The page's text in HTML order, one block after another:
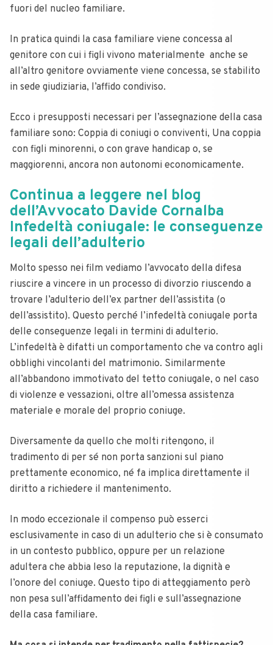
fuori del nucleo familiare.
In pratica quindi la casa familiare viene concessa al
genitore con cui i figli vivono materialmente anche se
all’altro genitore ovviamente viene concessa, se stabilito
in sede giudiziaria, l’affido condiviso.
Ecco i presupposti necessari per l’assegnazione della casa
familiare sono: Coppia di coniugi o conviventi, Una coppia
con figli minorenni, o con grave handicap o, se
maggiorenni, ancora non autonomi economicamente.
Continua a leggere nel blog
dell’Avvocato Davide Cornalba
Infedeltà coniugale: le conseguenze
legali dell’adulterio
Molto spesso nei film vediamo l’avvocato della difesa
riuscire a vincere in un processo di divorzio riuscendo a
trovare l’adulterio dell’ex partner dell’assistita (o
dell’assistito). Questo perché l’infedeltà coniugale porta
delle conseguenze legali in termini di adulterio.
L’infedeltà è difatti un comportamento che va contro agli
obblighi vincolanti del matrimonio. Similarmente
all’abbandono immotivato del tetto coniugale, o nel caso
di violenze e vessazioni, oltre all’omessa assistenza
materiale e morale del proprio coniuge.
Diversamente da quello che molti ritengono, il
tradimento di per sé non porta sanzioni sul piano
prettamente economico, né fa implica direttamente il
diritto a richiedere il mantenimento.
In modo eccezionale il compenso può esserci
esclusivamente in caso di un adulterio che si è consumato
in un contesto pubblico, oppure per un relazione
adultera che abbia leso la reputazione, la dignità e
l’onore del coniuge. Questo tipo di atteggiamento però
non pesa sull’affidamento dei figli e sull’assegnazione
della casa familiare.